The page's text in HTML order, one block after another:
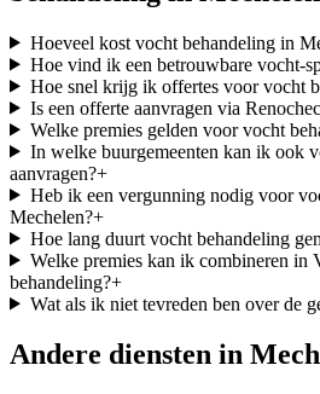
Hoeveel kost vocht behandeling in
Hoe vind ik een betrouwbare vocht-
Hoe snel krijg ik offertes voor vocht
Is een offerte aanvragen via
Welke premies gelden voor vocht
In welke buurgemeenten kan ik ook
aanvragen?+
Heb ik een vergunning nodig voor
Mechelen?+
Hoe lang duurt vocht behandeling
Welke premies kan ik combineren in
behandeling?+
Wat als ik niet tevreden ben over de
Andere diensten in